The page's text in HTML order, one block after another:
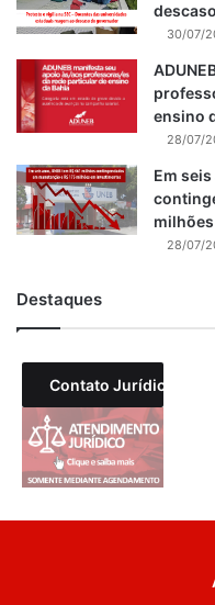
30/07/
ensino
28/07/
Em
28/07/
Destaques
Contato Jurídico